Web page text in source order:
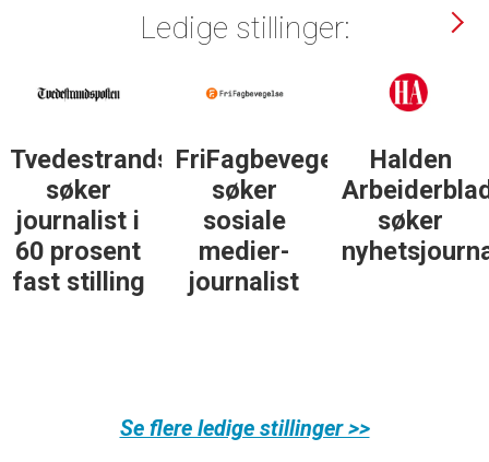
Ledige stillinger:
FriFagbevegelse
søker
sosiale
medier-
journalist
Halden
Arbeiderblad
søker
nyhetsjournalist
25. juni
søker
journalist
Se flere ledige stillinger >>